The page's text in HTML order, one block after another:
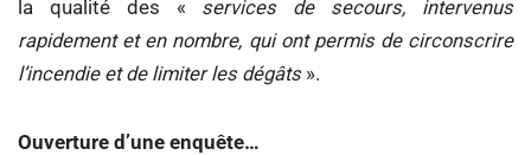
la qualité des « services de secours, intervenus
rapidement et en nombre, qui ont permis de circonscrire
l’incendie et de limiter les dégâts».
Ouverture d’une enquête…